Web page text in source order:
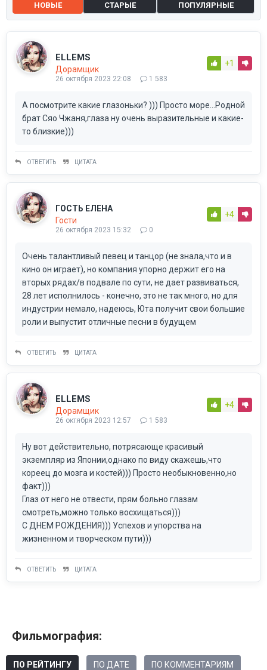
НОВЫЕ СТАРЫЕ ПОПУЛЯРНЫЕ
ELLEMS
Дорамщик
26 октября 2023 22:08 1 583
+1
А посмотрите какие глазоньки? ))) Просто море...Родной
брат Сяо Чжаня,глаза ну очень выразительные и какие-
то близкие)))
ОТВЕТИТЬ ЦИТАТА
ГОСТЬ ЕЛЕНА
Гости
26 октября 2023 15:32 0
+4
Очень талантливый певец и танцор (не знала,что и в
кино он играет), но компания упорно держит его на
вторых рядах/в подвале по сути, не дает развиваться,
28 лет исполнилось - конечно, это не так много, но для
индустрии немало, надеюсь, Юта получит свои большие
роли и выпустит отличные песни в будущем
ОТВЕТИТЬ ЦИТАТА
ELLEMS
Дорамщик
26 октября 2023 12:57 1 583
+4
Ну вот действительно, потрясающе красивый
экземпляр из Японии,однако по виду скажешь,что
кореец до мозга и костей))) Просто необыкновенно,но
факт)))
Глаз от него не отвести, прям больно глазам
смотреть,можно только восхищаться)))
С ДНЕМ РОЖДЕНИЯ))) Успехов и упорства на
жизненном и творческом пути)))
ОТВЕТИТЬ ЦИТАТА
Фильмография:
ПО РЕЙТИНГУ ПО ДАТЕ ПО КОММЕНТАРИЯМ